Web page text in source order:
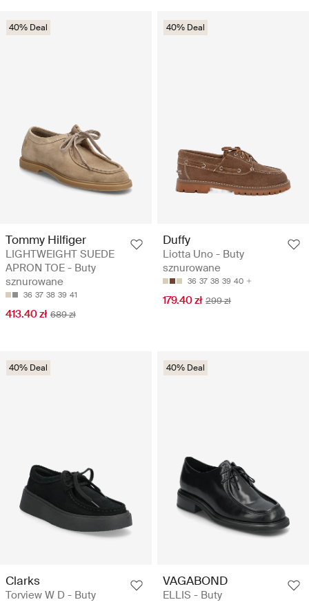
40% Deal
Tommy Hilfiger
LIGHTWEIGHT SUEDE
APRON TOE - Buty
sznurowane
36 37 38 39 41
413.40 zł 689 zł
40% Deal
Duffy
Liotta Uno - Buty
sznurowane
36 37 38 39 40
179.40 zł 299 zł
40% Deal
Clarks
Torview W D - Buty
40% Deal
VAGABOND
ELLIS - Buty